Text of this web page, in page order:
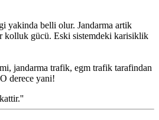
yakinda belli olur. Jandarma artik
kolluk gücü. Eski sistemdeki karisiklik
jandarma trafik, egm trafik tarafindan
derece yani!